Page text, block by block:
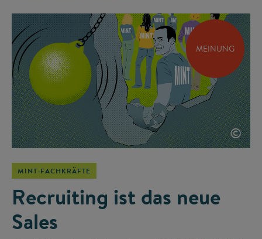
MEINUNG
©
MINT-FACHKRÄFTE
Recruiting ist das neue
Sales